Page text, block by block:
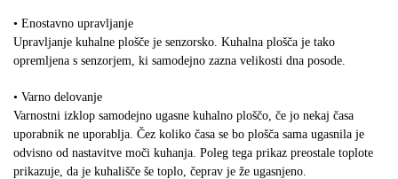
• Enostavno upravljanje
Upravljanje kuhalne plošče je senzorsko. Kuhalna plošča je tako
opremljena s senzorjem, ki samodejno zazna velikosti dna posode.
• Varno delovanje
Varnostni izklop samodejno ugasne kuhalno ploščo, če jo nekaj časa
uporabnik ne uporablja. Čez koliko časa se bo plošča sama ugasnila je
odvisno od nastavitve moči kuhanja. Poleg tega prikaz preostale toplote
prikazuje, da je kuhališče še toplo, čeprav je že ugasnjeno.